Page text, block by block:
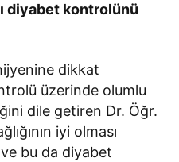
diyabet kontrolünü
dikkat
üzerinde olumlu
dile getiren Dr. Öğr.
iyi olması
bu da diyabet